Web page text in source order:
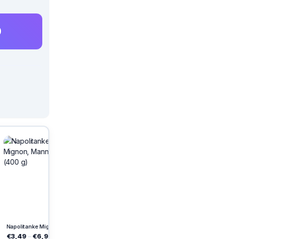
Napolitanke Mignon, Manner (400 g)
-22%
€4,19